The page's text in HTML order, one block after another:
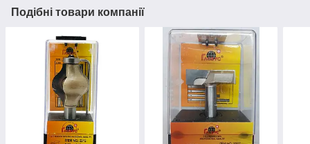
Подібні товари компанії